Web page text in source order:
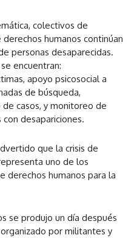
colectivos de
humanos continúan
personas desaparecidas.
encuentran:
apoyo psicosocial a
de búsqueda,
casos, y monitoreo de
desapariciones.
que la crisis de
uno de los
derechos humanos para la
se produjo un día después
por militantes y